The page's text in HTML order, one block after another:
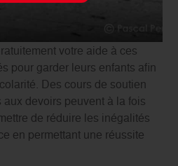
de niveau, un bon moyen
votre aide à ces
pour garder leurs enfants afin
Des cours de soutien
aux devoirs peuvent à la fois
de réduire les inégalités
en permettant une réussite